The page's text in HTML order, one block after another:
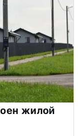
жилой